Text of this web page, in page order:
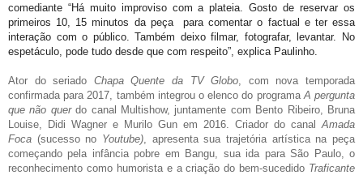
comediante “Há muito improviso com a plateia. Gosto de reservar os
primeiros 10, 15 minutos da peça para comentar o factual e ter essa
interação com o público. Também deixo filmar, fotografar, levantar. No
espetáculo, pode tudo desde que com respeito”, explica Paulinho.
Ator do seriado Chapa Quente da TV Globo , com nova temporada
confirmada para 2017, também integrou o elenco do programa A pergunta
que não querdo canal Multishow, juntamente com Bento Ribeiro, Bruna
Louise, Didi Wagner e Murilo Gun em 2016. Criador do canal Amada
Foca (sucesso no Youtube) , apresenta sua trajetória artística na peça
começando pela infância pobre em Bangu, sua ida para São Paulo, o
reconhecimento como humorista e a criação do bem-sucedido Traficante